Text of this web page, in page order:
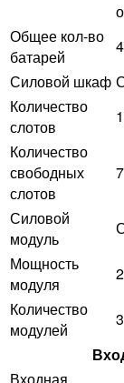
Общее кол-во
батарей
Силовой шкаф
Количество
слотов
Количество
свободных
слотов
7
Силовой
модуль
Мощность
модуля
Количество
модулей
3